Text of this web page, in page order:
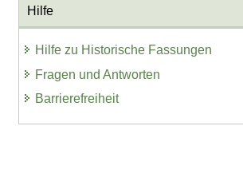
Hilfe
Hilfe zu Historische Fassungen
Fragen und Antworten
Barrierefreiheit